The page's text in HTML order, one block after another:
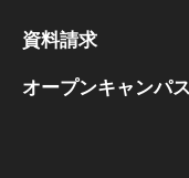
資料請求
オープンキャンパス